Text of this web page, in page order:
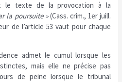
le texte de la provocation à la
la poursuite »(Cass. crim., 1er juill.
de l’article 53 vaut pour chaque
admet le cumul lorsque les
mais elle ne précise pas
de peine lorsque le tribunal